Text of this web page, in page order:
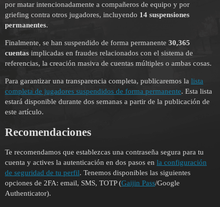
por matar intencionadamente a compañeros de equipo y por
griefing contra otros jugadores, incluyendo 14 suspensiones
permanentes.
Finalmente, se han suspendido de forma permanente 30,365
cuentas implicadas en fraudes relacionados con el sistema de
referencias, la creación masiva de cuentas múltiples o ambas cosas.
Para garantizar una transparencia completa, publicaremos la lista
completa de jugadores suspendidos de forma permanente. Esta lista
estará disponible durante dos semanas a partir de la publicación de
este artículo.
Recomendaciones
Te recomendamos que establezcas una contraseña segura para tu
cuenta y actives la autenticación en dos pasos en la configuración
de seguridad de tu perfil. Tenemos disponibles las siguientes
opciones de 2FA: email, SMS, TOTP (Gaijin Pass/Google
Authenticator).